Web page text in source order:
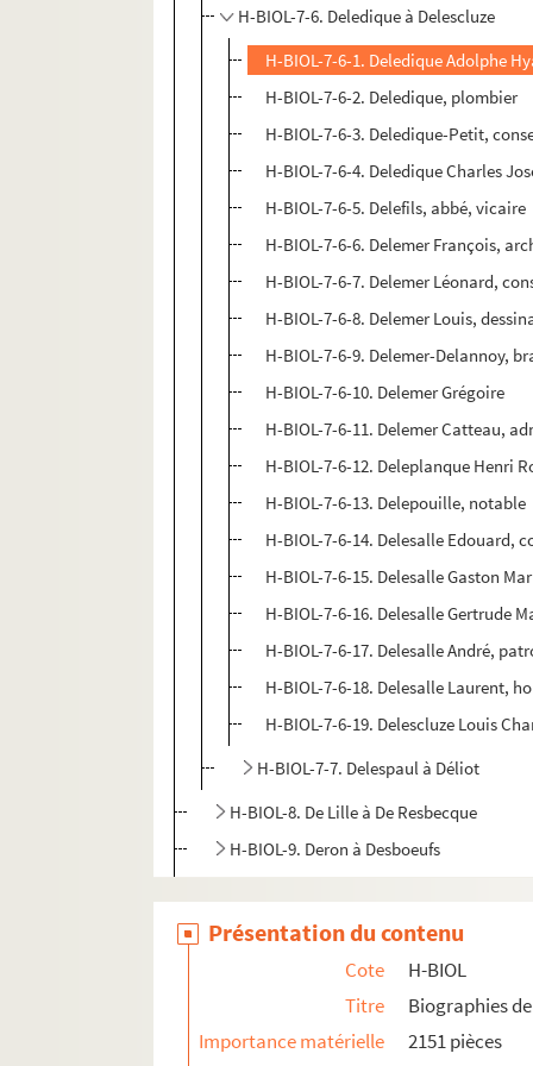
H-BIOL-7-6. Deledique à Delescluze
H-BIOL-7-6-1. Deledique Adolphe
H-BIOL-7-6-2. Deledique, plombier
H-BIOL-7-6-3. Deledique-Petit,
H-BIOL-7-6-4. Deledique Charles
H-BIOL-7-6-5. Delefils, abbé, vicaire
H-BIOL-7-6-6. Delemer François,
H-BIOL-7-6-7. Delemer Léonard,
H-BIOL-7-6-8. Delemer Louis,
H-BIOL-7-6-9. Delemer-Delannoy,
H-BIOL-7-6-10. Delemer Grégoire
H-BIOL-7-6-11. Delemer Catteau,
H-BIOL-7-6-12. Deleplanque Henri
H-BIOL-7-6-13. Delepouille, notable
H-BIOL-7-6-14. Delesalle Edouard,
H-BIOL-7-6-15. Delesalle Gaston
H-BIOL-7-6-16. Delesalle Gertrude
H-BIOL-7-6-17. Delesalle André,
H-BIOL-7-6-18. Delesalle Laurent,
H-BIOL-7-6-19. Delescluze Louis
H-BIOL-7-7. Delespaul à Déliot
H-BIOL-8. De Lille à De Resbecque
H-BIOL-9. Deron à Desboeufs
H-BIOL-11. Dujardin à Faid'herbe
H-BIOL-12. Fabre à Georges
H-BIOL-13. Ghesquiere à Hallette
H-BIOL-14. Hedde à Kerteux
Présentation du contenu
Cote
H-BIOL
Titre
Biographies
Importance matérielle
2151 pièces